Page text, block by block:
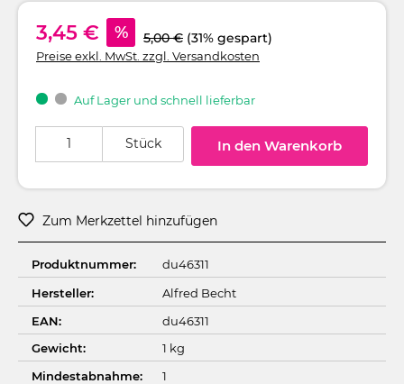
3,45 € % 5,00 € (31% gespart)
Preise exkl. MwSt. zzgl. Versandkosten
Auf Lager und schnell lieferbar
Stück In den Warenkorb
Zum Merkzettel hinzufügen
Produktnummer:
du46311
Hersteller:
Alfred Becht
EAN:
du46311
Gewicht:
1 kg
Mindestabnahme:
1